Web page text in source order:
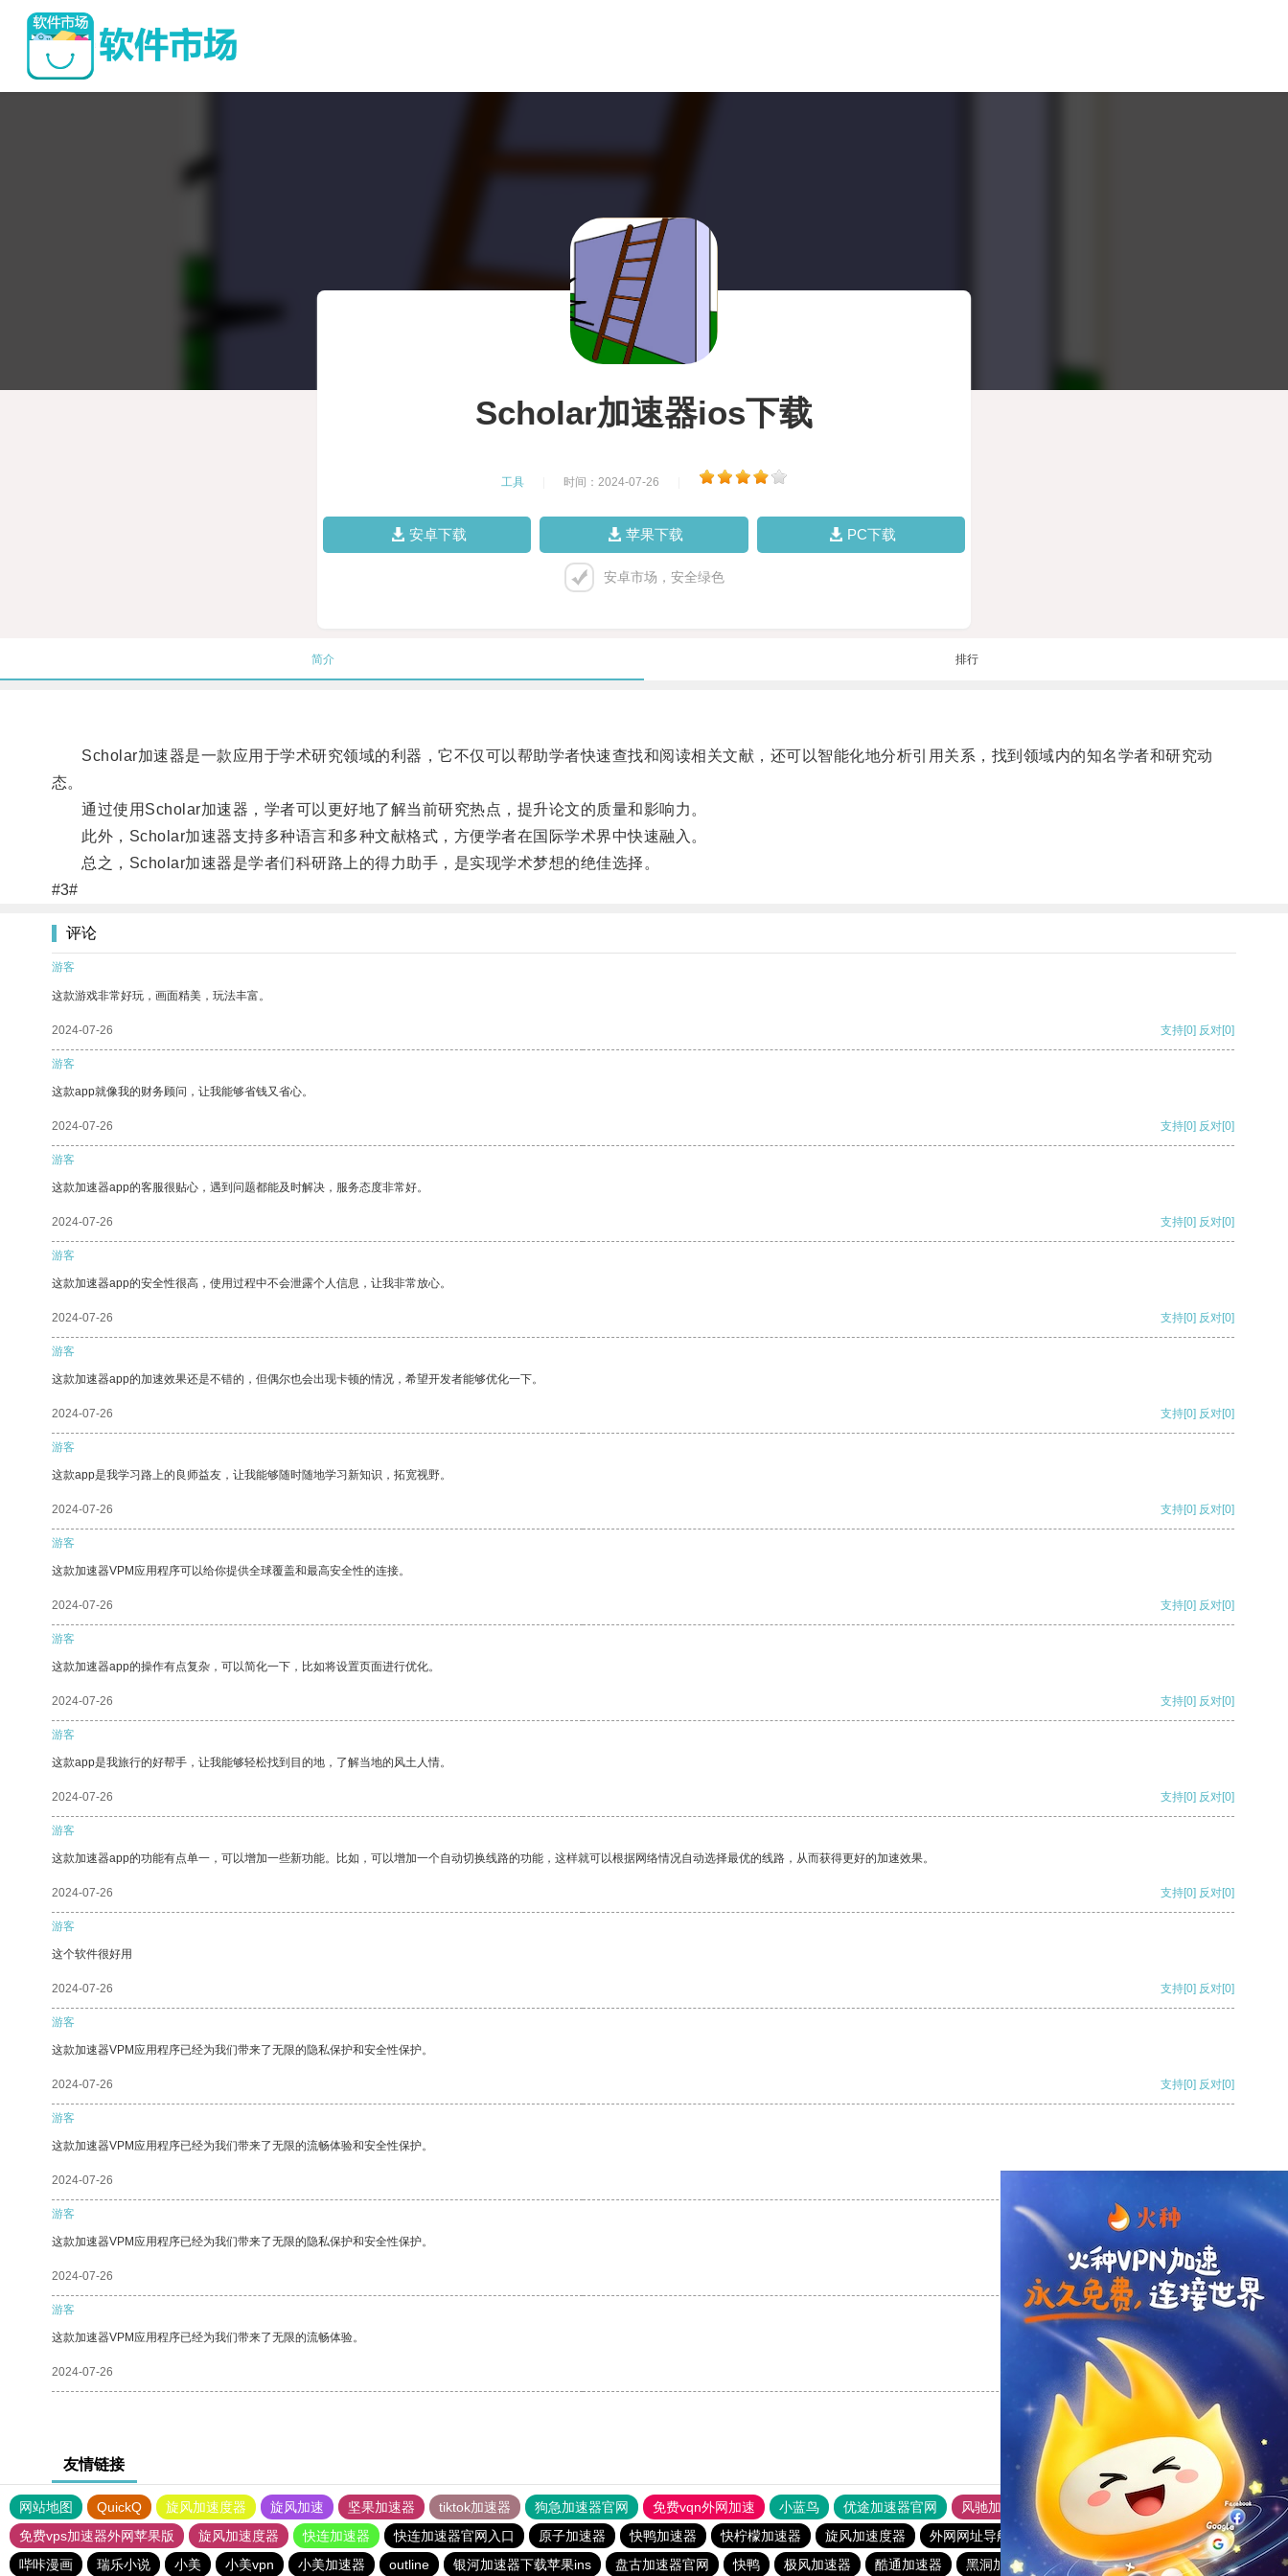
Scholar加速器ios下载
工具 时间：2024-07-26
安卓下载 苹果下载 PC下载
安卓市场，安全绿色
简介 排行
Scholar加速器是一款应用于学术研究领域的利器，它不仅可以帮助学者快速查找和阅读相关文献，还可以智能化地分析引用关系，找到领域内的知名学者和研究动
态。
通过使用Scholar加速器，学者可以更好地了解当前研究热点，提升论文的质量和影响力。
此外，Scholar加速器支持多种语言和多种文献格式，方便学者在国际学术界中快速融入。
总之，Scholar加速器是学者们科研路上的得力助手，是实现学术梦想的绝佳选择。
#3#
评论
游客
这款游戏非常好玩，画面精美，玩法丰富。
2024-07-26 支持[0] 反对[0]
游客
这款app就像我的财务顾问，让我能够省钱又省心。
2024-07-26 支持[0] 反对[0]
游客
这款加速器app的客服很贴心，遇到问题都能及时解决，服务态度非常好。
2024-07-26 支持[0] 反对[0]
游客
这款加速器app的安全性很高，使用过程中不会泄露个人信息，让我非常放心。
2024-07-26 支持[0] 反对[0]
游客
这款加速器app的加速效果还是不错的，但偶尔也会出现卡顿的情况，希望开发者能够优化一下。
2024-07-26 支持[0] 反对[0]
游客
这款app是我学习路上的良师益友，让我能够随时随地学习新知识，拓宽视野。
2024-07-26 支持[0] 反对[0]
游客
这款加速器VPM应用程序可以给你提供全球覆盖和最高安全性的连接。
2024-07-26 支持[0] 反对[0]
游客
这款加速器app的操作有点复杂，可以简化一下，比如将设置页面进行优化。
2024-07-26 支持[0] 反对[0]
游客
这款app是我旅行的好帮手，让我能够轻松找到目的地，了解当地的风土人情。
2024-07-26 支持[0] 反对[0]
游客
这款加速器app的功能有点单一，可以增加一些新功能。比如，可以增加一个自动切换线路的功能，这样就可以根据网络情况自动选择最优的线路，从而获得更好的加速效果。
2024-07-26 支持[0] 反对[0]
游客
这个软件很好用
2024-07-26 支持[0] 反对[0]
游客
这款加速器VPM应用程序已经为我们带来了无限的隐私保护和安全性保护。
2024-07-26 支持[0] 反对[0]
游客
这款加速器VPM应用程序已经为我们带来了无限的流畅体验和安全性保护。
2024-07-26
游客
这款加速器VPM应用程序已经为我们带来了无限的隐私保护和安全性保护。
2024-07-26 支持 [0] 反对 [0]
游客
这款加速器VPM应用程序已经为我们带来了无限的流畅体验。
2024-07-26 支持
友情链接
网站地图 QuickQ 旋风加速度器 旋风加速 坚果加速器 tiktok加速器 狗急加速器官网 免费vqn外网加速 小蓝鸟 优途加速器官网 风驰加速器
旋风加速器
免费vps加速器外网苹果版
旋风加速度器 快连加速器 快连加速器官网入口 原子加速器 快鸭加速器 快柠檬加速器 旋风加速度器 外网网址导航 软件中心 雷霆加速
狂飙加速器
哔咔漫画
瑞乐小说 小美 小美vpn 小美加速器 outline 银河加速器下载苹果ins 盘古加速器官网 快鸭 极风加速器 酷通加速器 黑洞加速器下载永久免费版 蜜蜂加速器